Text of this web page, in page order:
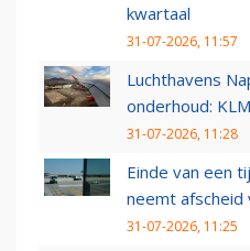
kwartaal
31-07-2026, 11:57
Luchthavens
onderhoud:
31-07-2026, 11:28
Einde van een
neemt afscheid
31-07-2026, 11:25